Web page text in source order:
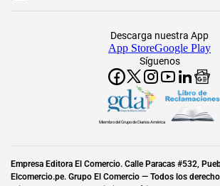
Síguenos
Descarga nuestra App
App StoreGoogle Play
Miembro del Grupo de Diarios América
Empresa Editora El Comercio. Calle Paracas #532,
Elcomercio.pe. Grupo El Comercio — Todos los